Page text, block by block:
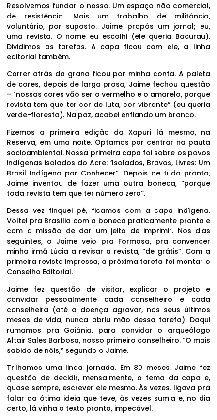
Resolvemos fundar o nosso. Um espaço não comercial,
de resistência. Mais um trabalho de militância,
voluntário, por suposto. Jaime propôs um jornal; eu,
uma revista. O nome eu escolhi (ele queria Bacurau).
Dividimos as tarefas. A capa ficou com ele, a linha
editorial também.
Correr atrás da grana ficou por minha conta. A paleta
de cores, depois de larga prosa, Jaime fechou questão
– “nossas cores vão ser o vermelho e o amarelo, porque
revista tem que ter cor de luta, cor vibrante” (eu queria
verde-floresta). Na paz, acabei enfiando um branco.
Fizemos a primeira edição da Xapuri lá mesmo, na
Reserva, em uma noite. Optamos por centrar na pauta
socioambiental. Nossa primeira capa foi sobre os povos
indígenas isolados do Acre: ‘Isolados, Bravos, Livres: Um
Brasil Indígena por Conhecer”. Depois de tudo pronto,
Jaime inventou de fazer uma outra boneca, “porque
toda revista tem que ter número zero”.
Dessa vez finquei pé, ficamos com a capa indígena.
Voltei pra Brasília com a boneca praticamente pronta e
com a missão de dar um jeito de imprimir. Nos dias
seguintes, o Jaime veio pra Formosa, pra convencer
minha irmã Lúcia a revisar a revista, “de grátis”. Com a
primeira revista impressa, a próxima tarefa foi montar o
Conselho Editorial.
Jaime fez questão de visitar, explicar o projeto e
convidar pessoalmente cada conselheiro e cada
conselheira (até a doença agravar, nos seus últimos
meses de vida, nunca abriu mão dessa tarefa). Daqui
rumamos pra Goiânia, para convidar o arqueólogo
Altair Sales Barbosa, nosso primeiro conselheiro. “O mais
sabido de nóis,” segundo o Jaime.
Trilhamos uma linda jornada. Em 80 meses, Jaime fez
questão de decidir, mensalmente, o tema da capa e,
quase sempre, escrever ele mesmo. Às vezes, ligava pra
falar da ótima ideia que teve, às vezes sumia e, no dia
certo, lá vinha o texto pronto, impecável.